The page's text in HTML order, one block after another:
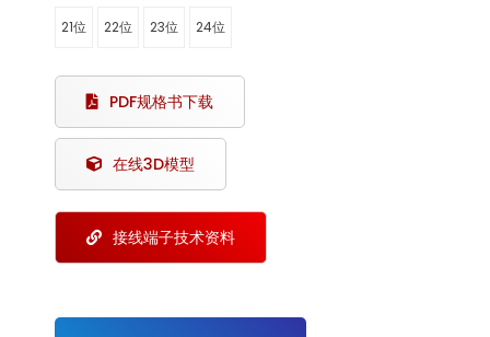
21位 22位 23位 24位
PDF规格书下载
在线3D模型
接线端子技术资料